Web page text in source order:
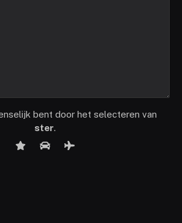
bent door het selecteren van
ster.